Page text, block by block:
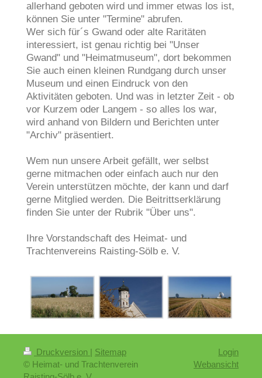
allerhand geboten wird und immer etwas los ist,
können Sie unter "Termine" abrufen.
Wer sich für´s Gwand oder alte Raritäten
interessiert, ist genau richtig bei "Unser
Gwand" und "Heimatmuseum", dort bekommen
Sie auch einen kleinen Rundgang durch unser
Museum und einen Eindruck von den
Aktivitäten geboten. Und was in letzter Zeit - ob
vor Kurzem oder Langem - so alles los war,
wird anhand von Bildern und Berichten unter
"Archiv" präsentiert.
Wem nun unsere Arbeit gefällt, wer selbst
gerne mitmachen oder einfach auch nur den
Verein unterstützen möchte, der kann und darf
gerne Mitglied werden. Die Beitrittserklärung
finden Sie unter der Rubrik "Über uns".
Ihre Vorstandschaft des Heimat- und
Trachtenvereins Raisting-Sölb e. V.
Druckversion | Sitemap
© Heimat- und Trachtenverein
Login
Webansicht